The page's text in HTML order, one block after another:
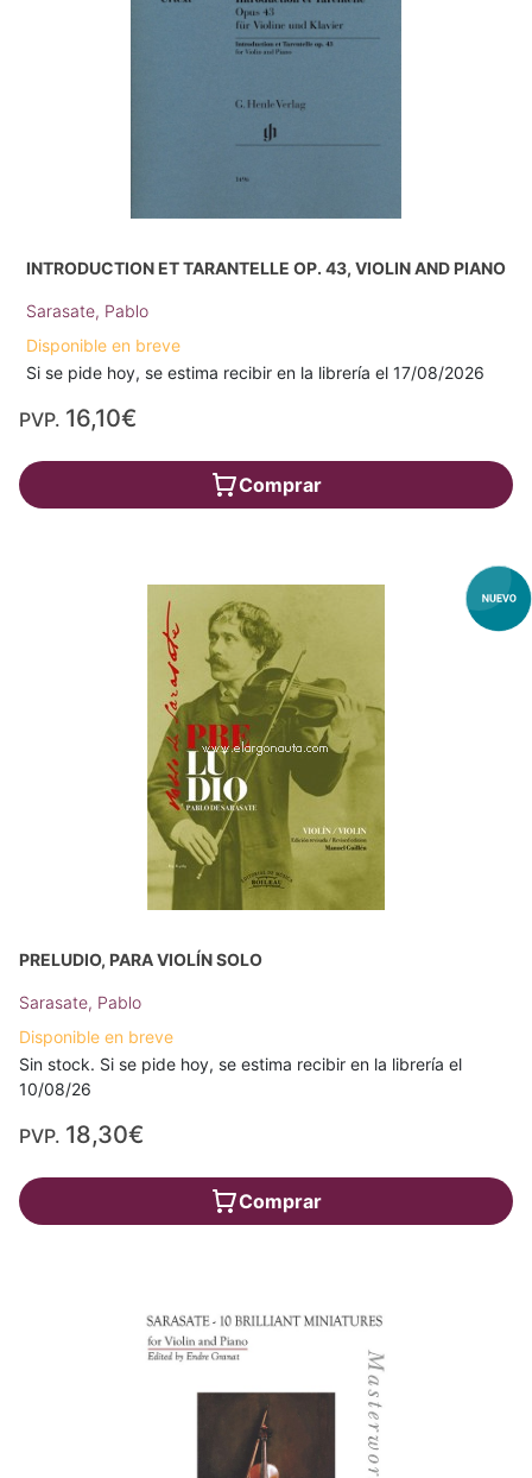
INTRODUCTION ET TARANTELLE OP. 43, VIOLIN AND PIANO
Sarasate, Pablo
Disponible en breve
Si se pide hoy, se estima recibir en la librería el 17/08/2026
PVP. 16,10€
Comprar
PRELUDIO, PARA VIOLÍN SOLO
Sarasate, Pablo
Disponible en breve
Sin stock. Si se pide hoy, se estima recibir en la librería el
10/08/26
PVP. 18,30€
Comprar